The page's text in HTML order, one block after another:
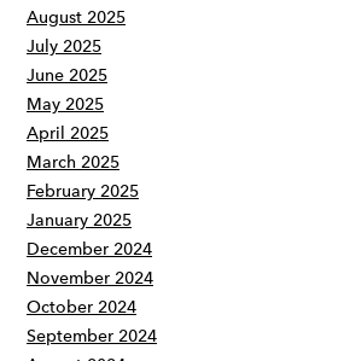
August 2025
July 2025
June 2025
May 2025
April 2025
March 2025
February 2025
January 2025
December 2024
November 2024
October 2024
September 2024